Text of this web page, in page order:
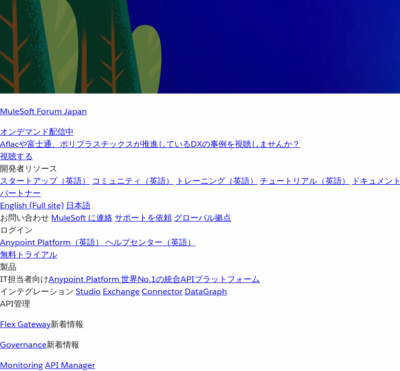
MuleSoft Forum Japan
オンデマンド配信中
Aflacや富士通、ポリプラスチックスが推進しているDXの事例を視聴しませんか？
視聴する
開発者リソース
スタートアップ（英語）
コミュニティ（英語） トレーニング（英語） チュートリアル（英語）
ドキュメント
パートナー
English (Full site) 日本語
お問い合わせ MuleSoft に連絡サポートを依頼 グローバル拠点
ログイン
Anypoint Platform（英語） ヘルプセンター（英語）
無料トライアル
製品
IT担当者向けAnypoint Platform 世界No.1の統合APIプラットフォーム
インテグレーション Studio ExchangeConnector DataGraph
API管理
Flex Gateway新着情報
Governance新着情報
MonitoringAPI Manager